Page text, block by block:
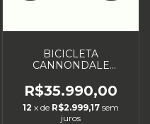
BICICLETA
CANNONDALE
R$35.990,00
12 x de R$2.999,17 sem
juros